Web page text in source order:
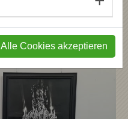
Alle Cookies akzeptieren